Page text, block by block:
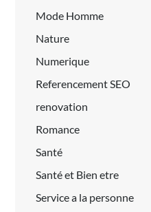
Mode Homme
Nature
Numerique
Referencement SEO
renovation
Romance
Santé
Santé et Bien etre
Service a la personne